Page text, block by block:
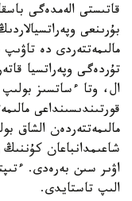
قاتىستى الەمدەگى
بۇرىنعى
مالىمەتتەردى دە
تۇردەگى وپەراتسيا
ال، وتا ءساتسىز
قورتىندىسىنداعى
مالىمەتتەردەن الشاق
شاعىمدانباعان
اۋىر سىن بەرەدى.
الىپ تاستايدى.